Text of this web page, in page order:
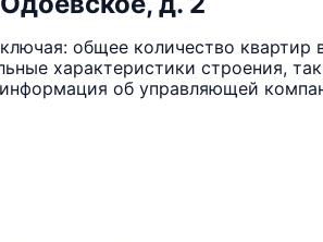
общее количество квартир
характеристики строения,
об управляющей